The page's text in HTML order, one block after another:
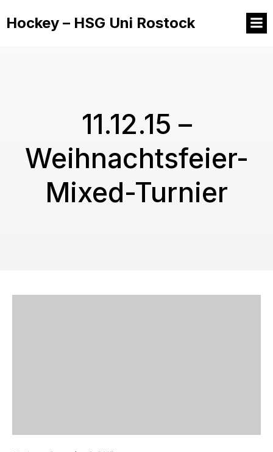
Hockey – HSG Uni Rostock
11.12.15 –
Weihnachtsfeier-
Mixed-Turnier